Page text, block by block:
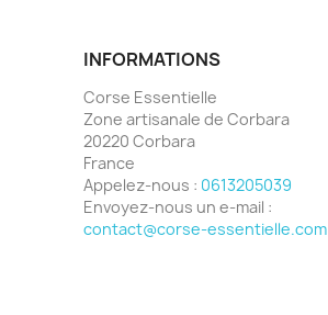
INFORMATIONS
Corse Essentielle
Zone artisanale de Corbara
20220 Corbara
France
Appelez-nous : 0613205039
Envoyez-nous un e-mail :
contact@corse-essentielle.com